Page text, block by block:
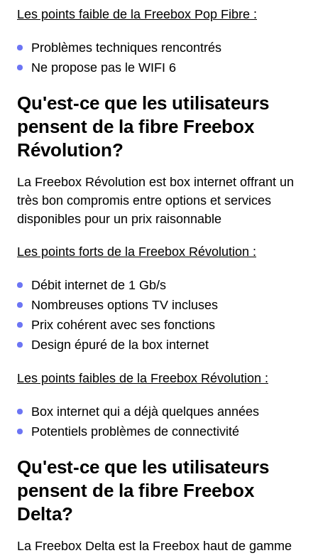
Les points faible de la Freebox Pop Fibre :
Problèmes techniques rencontrés
Ne propose pas le WIFI 6
Qu'est-ce que les utilisateurs
pensent de la fibre Freebox
Révolution?
La Freebox Révolution est box internet offrant un
très bon compromis entre options et services
disponibles pour un prix raisonnable
Les points forts de la Freebox Révolution :
Débit internet de 1 Gb/s
Nombreuses options TV incluses
Prix cohérent avec ses fonctions
Design épuré de la box internet
Les points faibles de la Freebox Révolution :
Box internet qui a déjà quelques années
Potentiels problèmes de connectivité
Qu'est-ce que les utilisateurs
pensent de la fibre Freebox
Delta?
La Freebox Delta est la Freebox haut de gamme